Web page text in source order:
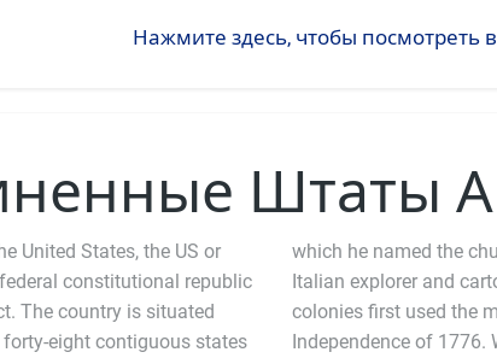
Нажмите здесь, чтобы
Штаты
United States, the US or
constitutional republic
The country is situated
forty-eight contiguous states
which he named the
Italian explorer and
colonies first used the
Independence of 1776.